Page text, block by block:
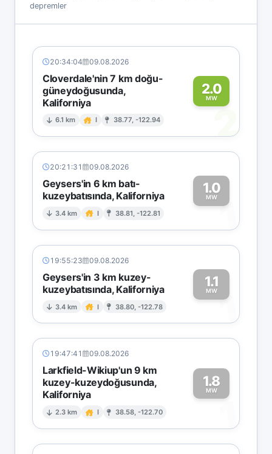
depremler
20:34:04 09.08.2026
Cloverdale'nin 7 km doğu-
güneydoğusunda,
Kaliforniya
6.1 km I 38.77, -122.94
2.0
MW
2
20:21:31 09.08.2026
Geysers'in 6 km batı-
kuzeybatısında, Kaliforniya
3.4 km I 38.81, -122.81
1.0
MW1
19:55:23 09.08.2026
Geysers'in 3 km kuzey-
kuzeybatısında, Kaliforniya
3.4 km I 38.80, -122.78
1.1
MW1
19:47:41 09.08.2026
Larkfield-Wikiup'un 9 km
kuzey-kuzeydoğusunda,
Kaliforniya
2.3 km I 38.58, -122.70
1.8
MW
1